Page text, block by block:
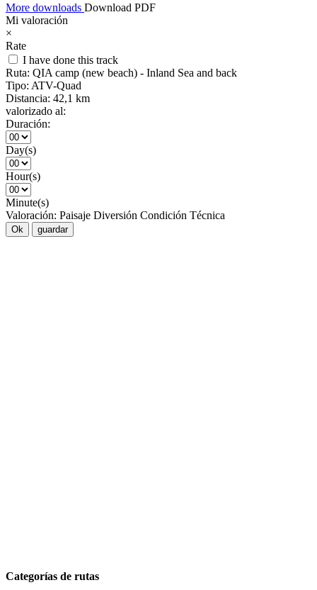
More downloads Download PDF
Mi valoración
×
Rate
I have done this track
Ruta: QIA camp (new beach) - Inland Sea and back
Tipo: ATV-Quad
Distancia: 42,1 km
valorizado al:
Duración:
Day(s)
Hour(s)
Minute(s)
Valoración: Paisaje Diversión Condición Técnica
Ok guardar
Categorías de rutas